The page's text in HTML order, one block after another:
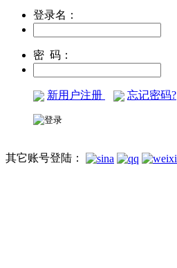
登录名：
密 码：
新用户注册 忘记密码?
其它账号登陆：